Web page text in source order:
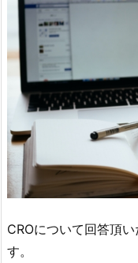
CROについて回答頂
す。